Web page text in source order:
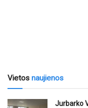
Vietos naujienos
Jurbarko